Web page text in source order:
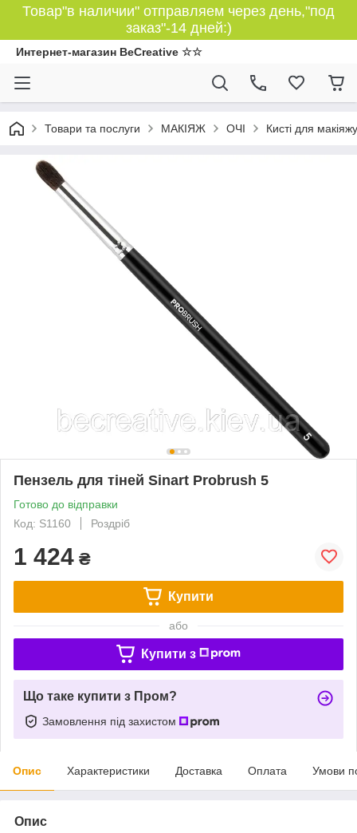
Товар"в наличии" отправляем через день,"под
заказ"-14 дней:)
Интернет-магазин BeCreative ☆☆
Товари та послуги МАКІЯЖ ОЧІ Кисті для
Пензель для тіней Sinart Probrush 5
Готово до відправки
Код: S1160
Роздріб
1 424 ₴
Купити
або
Купити з
Що таке купити з Пром?
Замовлення під захистом
Опис Характеристики Доставка Оплата Умови
Опис